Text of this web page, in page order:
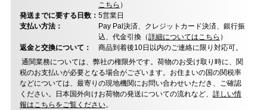
こちら ）
発送までに要する日数： 5営業日
支払い方法：
Pay Pal決済、クレジットカード決済、銀行振
込、代金引換（詳細についてはこちら ）
返金と交換について：
商品到着後10日以内のご連絡に限り対応可。
通関業務については、弊社の権限外です。荷物のお受け取り時に、関
税のお支払いが必要となる場合がございます。お住まいの国の関税率
などについては、最寄りの現地機関にお問い合わせいただき、ご確認
ください。日本国外向けお荷物の発送についての流れなど、 詳しい情
報はこちらをご覧ください。